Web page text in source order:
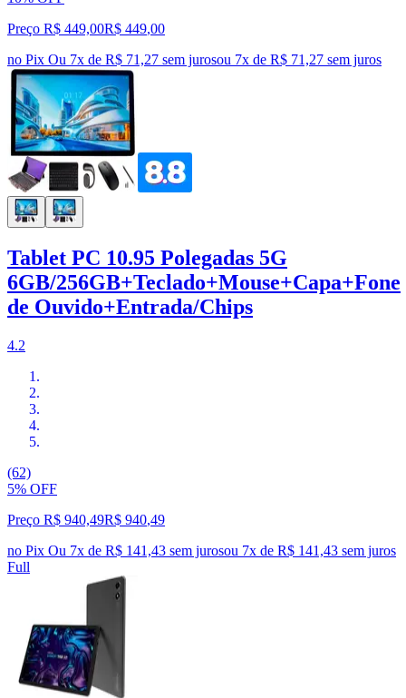
Preço R$ 449,00R$ 449,00
no Pix Ou 7x de R$ 71,27 sem jurosou 7x de R$ 71,27 sem juros
Tablet PC 10.95 Polegadas 5G
6GB/256GB+Teclado+Mouse+Capa+Fone
de Ouvido+Entrada/Chips
4.2
(62)
5% OFF
Preço R$ 940,49R$ 940,49
no Pix Ou 7x de R$ 141,43 sem jurosou 7x de R$ 141,43 sem juros
Full